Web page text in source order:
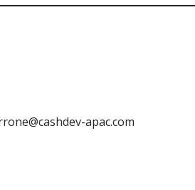
apac.com